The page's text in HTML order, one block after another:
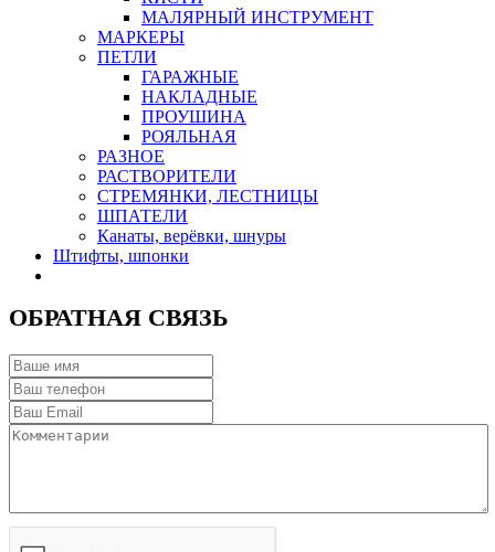
МАЛЯРНЫЙ ИНСТРУМЕНТ
МАРКЕРЫ
ПЕТЛИ
ГАРАЖНЫЕ
НАКЛАДНЫЕ
ПРОУШИНА
РОЯЛЬНАЯ
РАЗНОЕ
РАСТВОРИТЕЛИ
СТРЕМЯНКИ, ЛЕСТНИЦЫ
ШПАТЕЛИ
Канаты, верёвки, шнуры
Штифты, шпонки
ОБРАТНАЯ СВЯЗЬ